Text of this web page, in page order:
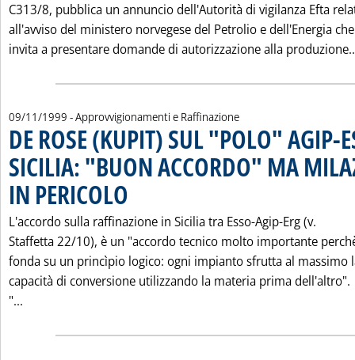
C313/8, pubblica un annuncio dell'Autorità di vigilanza Efta
all'avviso del ministero norvegese del Petrolio e dell'Energia che
invita a presentare domande di autorizzazione alla
09/11/1999 - Approvvigionamenti e Raffinazione
DE ROSE (KUPIT) SUL "POLO" AGIP-
SICILIA: "BUON ACCORDO" MA
IN PERICOLO
L'accordo sulla raffinazione in Sicilia tra Esso-Agip-Erg (v.
Staffetta 22/10), è un "accordo tecnico molto importante
fonda su un princìpio logico: ogni impianto sfrutta al massimo
capacità di conversione utilizzando la materia prima dell'altro".
"...